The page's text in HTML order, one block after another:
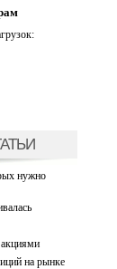
нужно
на рынке